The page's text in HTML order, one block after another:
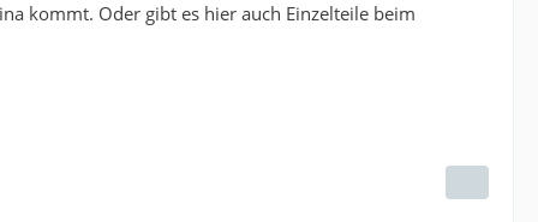
kommt. Oder gibt es hier auch Einzelteile beim